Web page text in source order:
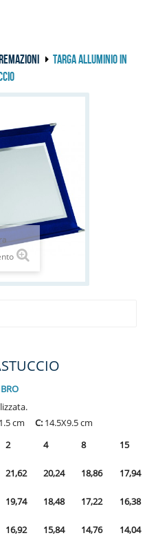
TARGA ALLUMINIO IN
cm C: 14.5X9.5 cm
2 4 8 15
21,62 20,24 18,86 17,94
19,74 18,48 17,22 16,38
16,92 15,84 14,76 14,04